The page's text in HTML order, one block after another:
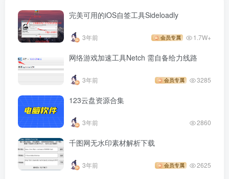
完美可用的iOS自签工具Sideloadly
3年前 会员专属 1.7W+
网络游戏加速工具Netch 需自备给力线路
3年前 会员专属 3285
123云盘资源合集
3年前 2860
千图网无水印素材解析下载
3年前 会员专属 2625